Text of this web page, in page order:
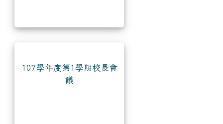
107學年度第1學期校長會
議